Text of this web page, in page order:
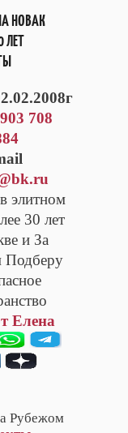
НОВАК
ЛЕТ
708
элитном
30 лет
и За
Подберу
Елена
Рубежом